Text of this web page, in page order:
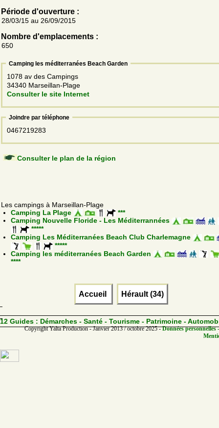
Période d'ouverture :
28/03/15 au 26/09/2015
Nombre d'emplacements :
650
Camping les méditerranées Beach Garden
1078 av des Campings
34340 Marseillan-Plage
Consulter le site Internet
Joindre par téléphone
0467219283
Consulter le plan de la région
Les campings à Marseillan-Plage
Camping La Plage
***
Camping Nouvelle Floride - Les Méditerrannées
*****
Camping Les Méditerranées Beach Club Charlemagne
*****
Camping les méditerranées Beach Garden
****
Accueil Hérault (34)
12 Guides : Démarches - Santé - Tourisme - Patrimoine -
Copyright Yalta Production - Janvier 2013 / octobre 2025 -Données personnelles